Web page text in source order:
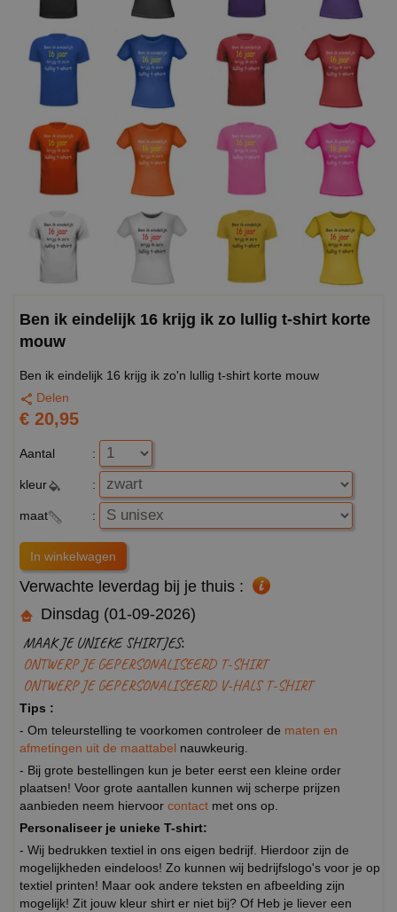
Ben ik eindelijk 16 krijg ik zo lullig t-shirt korte
mouw
Ben ik eindelijk 16 krijg ik zo'n lullig t-shirt korte mouw
Delen
€ 20,95
Aantal :
kleur :
maat :
Verwachte leverdag bij je thuis :
Dinsdag (01-09-2026)
MAAK JE UNIEKE SHIRTJES:
ONTWERP JE GEPERSONALISEERD T-SHIRT
ONTWERP JE GEPERSONALISEERD V-HALS T-SHIRT
Tips :
- Om teleurstelling te voorkomen controleer de maten en
afmetingen uit de maattabel nauwkeurig.
- Bij grote bestellingen kun je beter eerst een kleine order
plaatsen! Voor grote aantallen kunnen wij scherpe prijzen
aanbieden neem hiervoor contact met ons op.
Personaliseer je unieke T-shirt:
- Wij bedrukken textiel in ons eigen bedrijf. Hierdoor zijn de
mogelijkheden eindeloos! Zo kunnen wij bedrijfslogo's voor je op
textiel printen! Maar ook andere teksten en afbeelding zijn
mogelijk! Zit jouw kleur shirt er niet bij? Of Heb je liever een